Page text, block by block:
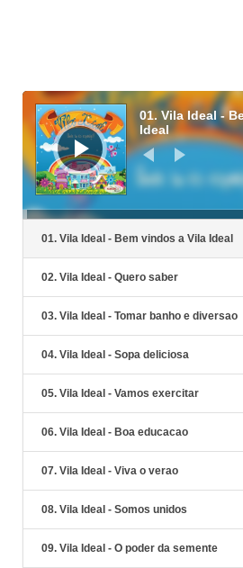
Reproductor
audio
01. Vila Ideal -
Ideal
01. Vila Ideal - Bem vindos a Vila Ideal
02. Vila Ideal - Quero saber
03. Vila Ideal - Tomar banho e diversao
04. Vila Ideal - Sopa deliciosa
05. Vila Ideal - Vamos exercitar
06. Vila Ideal - Boa educacao
07. Vila Ideal - Viva o verao
08. Vila Ideal - Somos unidos
09. Vila Ideal - O poder da semente